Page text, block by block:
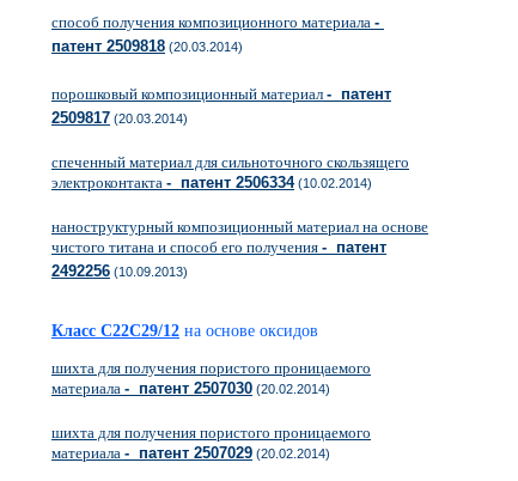
способ получения композиционного материала -
патент 2509818 (20.03.2014)
порошковый композиционный материал - патент
2509817 (20.03.2014)
спеченный материал для сильноточного скользящего
электроконтакта - патент 2506334(10.02.2014)
наноструктурный композиционный материал на основе
чистого титана и способ его получения - патент
2492256 (10.09.2013)
Класс C22C29/12 на основе оксидов
шихта для получения пористого проницаемого
материала - патент 2507030 (20.02.2014)
шихта для получения пористого проницаемого
материала - патент 2507029 (20.02.2014)